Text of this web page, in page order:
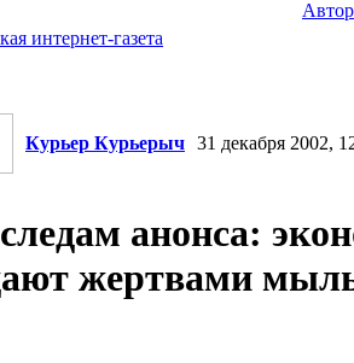
Курьер Курьерыч 31 декабря 2002,
анонса:
жертвами